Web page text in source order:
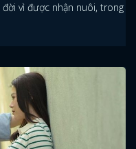
vì được nhận nuôi, trong